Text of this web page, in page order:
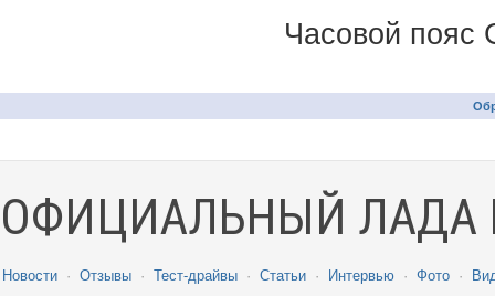
Часовой пояс
ОФИЦИАЛЬНЫЙ ЛАДА
Новости · Отзывы · Тест-драйвы · Статьи · Интервью · Фото ·